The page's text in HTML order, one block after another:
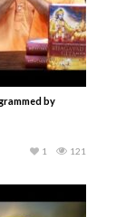
by
121
1